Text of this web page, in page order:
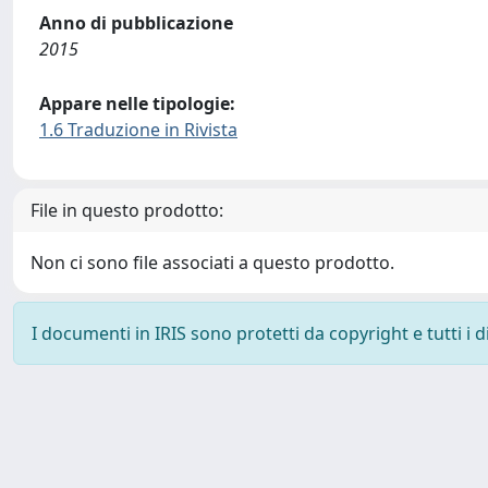
Anno di pubblicazione
2015
Appare nelle tipologie:
1.6 Traduzione in Rivista
File in questo prodotto:
Non ci sono file associati a questo prodotto.
I documenti in IRIS sono protetti da copyright e tutti i